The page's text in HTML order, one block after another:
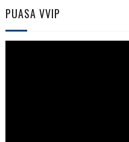
PUASA VVIP